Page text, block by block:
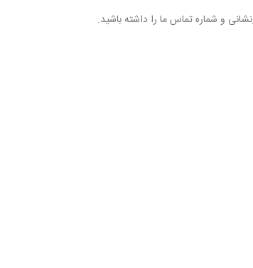
نشانی و شماره تماس ما را داشته باشید.